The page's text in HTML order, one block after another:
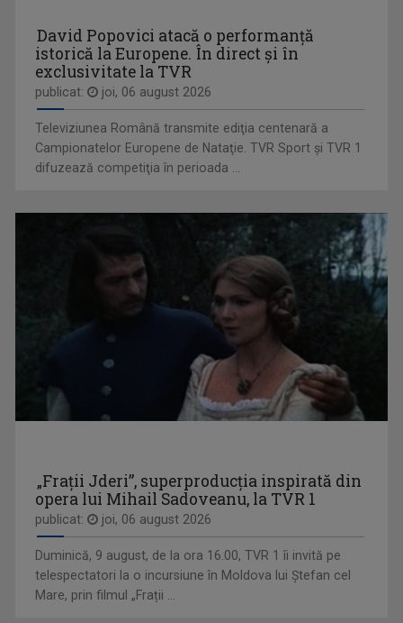
O emisiune-reverenţă în faţa valorilor şi a ...
„Să dedicăm măcar 5 minute limbii române!” ...
CRISTIAN MÎNDRU
A absolvit Facultatea de Jurnalism, ...
MARIA SMARANDACHE
Jurnalist la Televiziunea Română, Maria ...
David Popovici atacă o performanţă
istorică la Europene. În direct şi în
exclusivitate la TVR
publicat: joi, 06 august 2026
Televiziunea Română transmite ediţia centenară a
Campionatelor Europene de Nataţie. TVR Sport şi TVR 1
difuzează competiţia în perioada ...
„Frații Jderi”, superproducția inspirată din
opera lui Mihail Sadoveanu, la TVR 1
publicat: joi, 06 august 2026
Duminică, 9 august, de la ora 16.00, TVR 1 îi invită pe
telespectatori la o incursiune în Moldova lui Ștefan cel
Mare, prin filmul „Frații ...